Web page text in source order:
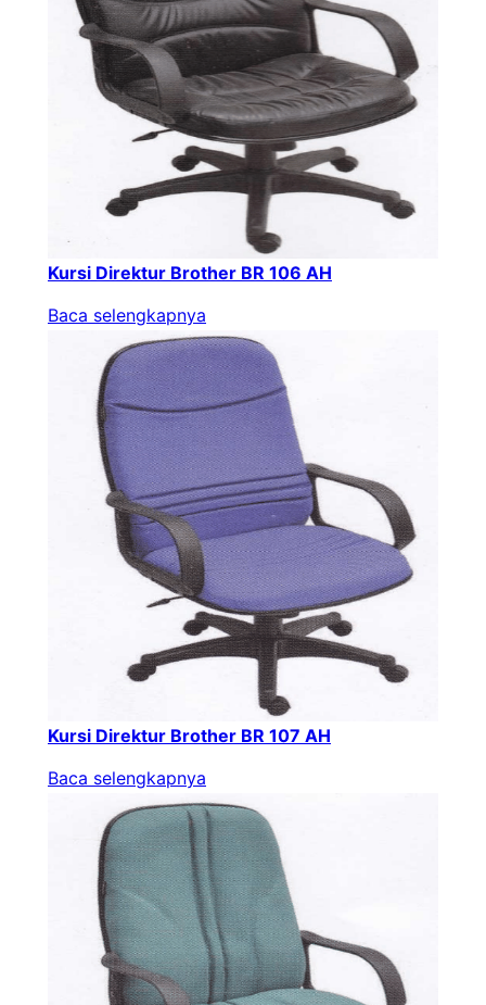
Kursi Direktur Brother BR 106 AH
Baca selengkapnya
Kursi Direktur Brother BR 107 AH
Baca selengkapnya